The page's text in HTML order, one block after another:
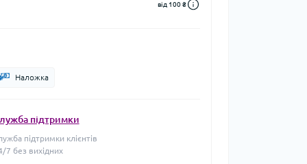
від 100 ₴
Наложка
підтримки
підтримки клієнтів
7 без вихідних